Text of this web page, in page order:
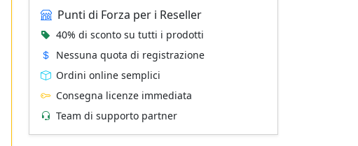
Punti di Forza per i Reseller
40% di sconto su tutti i prodotti
Nessuna quota di registrazione
Ordini online semplici
Consegna licenze immediata
Team di supporto partner